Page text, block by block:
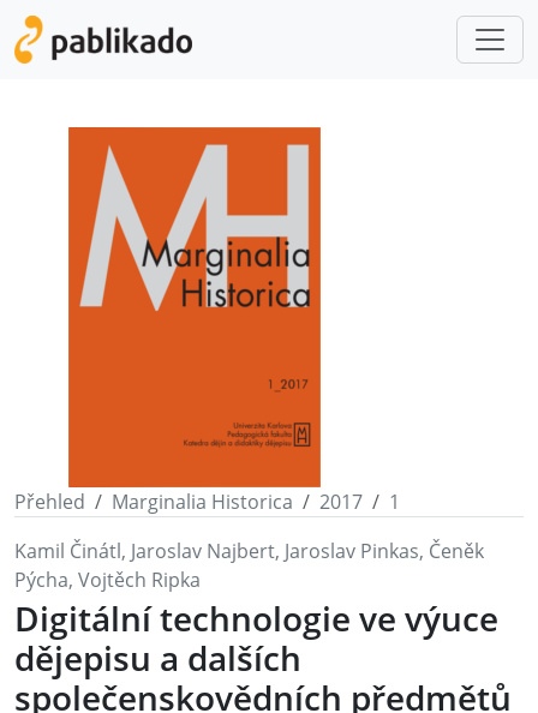
Přehled Marginalia Historica 2017
1
Kamil Činátl, Jaroslav Najbert, Jaroslav Pinkas, Čeněk
Pýcha, Vojtěch Ripka
Digitální technologie ve výuce
dějepisu a dalších
společenskovědních předmětů